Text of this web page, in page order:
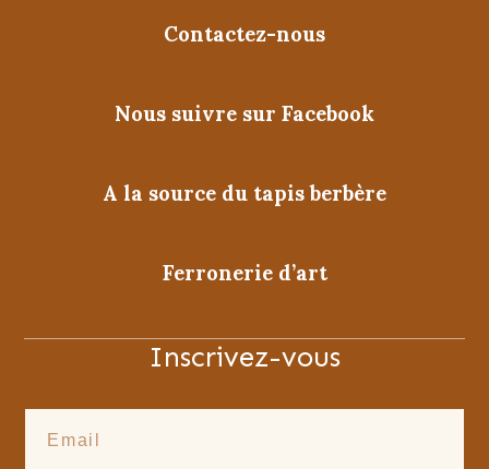
Contactez-nous
Nous suivre sur Facebook
A la source du tapis berbère
Ferronerie d’art
Inscrivez-vous